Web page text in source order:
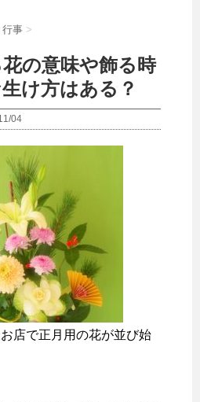
行事 >
の意味や飾る時
け方はある？
04
店で正月用の花が並び始